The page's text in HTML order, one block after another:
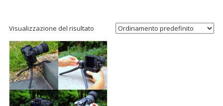
Visualizzazione del risultato